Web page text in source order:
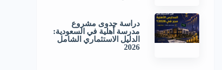
دراسة جدوى مشروع
مدرسة أهلية في السعودية:
الدليل الاستثماري الشامل
2026